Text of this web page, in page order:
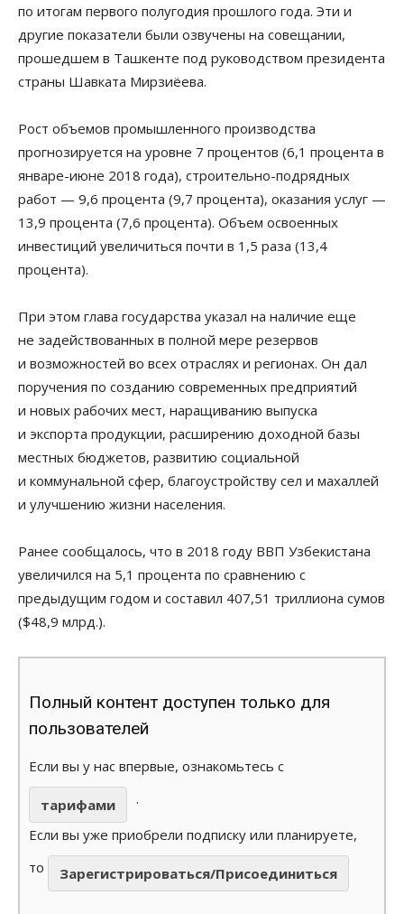
по итогам первого полугодия прошлого года. Эти и
другие показатели были озвучены на совещании,
прошедшем в Ташкенте под руководством президента
страны Шавката Мирзиёева.
Рост объемов промышленного производства
прогнозируется на уровне 7 процентов (6,1 процента в
январе-июне 2018 года), строительно-подрядных
работ — 9,6 процента (9,7 процента), оказания услуг —
13,9 процента (7,6 процента). Объем освоенных
инвестиций увеличиться почти в 1,5 раза (13,4
процента).
При этом глава государства указал на наличие еще
не задействованных в полной мере резервов
и возможностей во всех отраслях и регионах. Он дал
поручения по созданию современных предприятий
и новых рабочих мест, наращиванию выпуска
и экспорта продукции, расширению доходной базы
местных бюджетов, развитию социальной
и коммунальной сфер, благоустройству сел и махаллей
и улучшению жизни населения.
Ранее сообщалось, что в 2018 году ВВП Узбекистана
увеличился на 5,1 процента по сравнению с
предыдущим годом и составил 407,51 триллиона сумов
($48,9 млрд.).
Полный контент доступен только для
пользователей
Если вы у нас впервые, ознакомьтесь с
тарифами
.
Если вы уже приобрели подписку или планируете,
то
Зарегистрироваться/Присоединиться